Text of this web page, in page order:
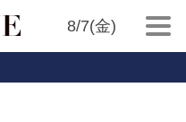
8/7(金)